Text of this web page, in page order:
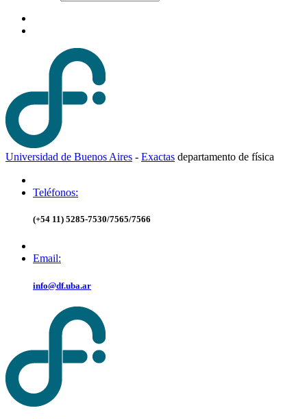
Universidad de Buenos Aires - Exactas departamento de física
Teléfonos:
(+54 11) 5285-7530/7565/7566
Email:
info@df.uba.ar